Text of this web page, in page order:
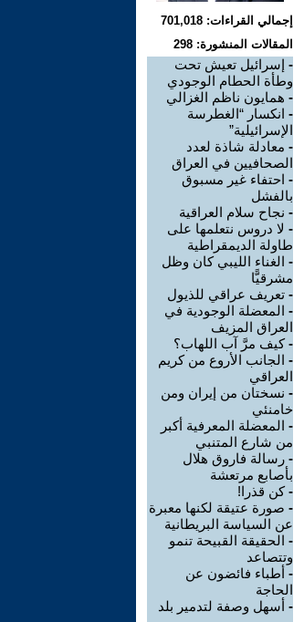
إجمالي القراءات: 701,018
المقالات المنشورة: 298
- إسرائيل تعيش تحت
وطأة الحطام الوجودي
- همايون ناظم الغزالي
- انكسار “الغطرسة
الإسرائيلية”
- معادلة شاذة لعدد
الصحافيين في العراق
- احتفاء غير مسبوق
بالفشل
- نجاح سلام العراقية
- لا دروس نتعلمها على
طاولة الديمقراطية
- الغناء الليبي كان وظل
مشرقيًّا
- تعريف عراقي للذيول
- المعضلة الوجودية في
العراق المزيف
-كيف مرَّ آب اللهاب؟
- الجانب الأروع من كريم
العراقي
- نسختان من إيران ومن
خامنئي
- المعضلة المعرفية أكبر
من شارع المتنبي
- رسالة فاروق هلال
بأصابع مرتعشة
-كن قذرا!
- صورة عتيقة لكنها معبرة
عن السياسة البريطانية
- الحقيقة القبيحة تنمو
وتتصاعد
- أطباء فائضون عن
الحاجة
- أسهل وصفة لتدمير بلد